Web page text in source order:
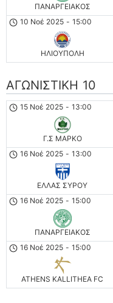
ΠΑΝΑΡΓΕΙΑΚΟΣ
10 Νοέ 2025 - 15:00
ΗΛΙΟΥΠΟΛΗ
ΑΓΩΝΙΣΤΙΚΗ 10
15 Νοέ 2025 - 13:00
Γ.Σ ΜΑΡΚΟ
16 Νοέ 2025 - 13:00
ΕΛΛΑΣ ΣΥΡΟΥ
16 Νοέ 2025 - 15:00
ΠΑΝΑΡΓΕΙΑΚΟΣ
16 Νοέ 2025 - 15:00
ATHENS KALLITHEA FC